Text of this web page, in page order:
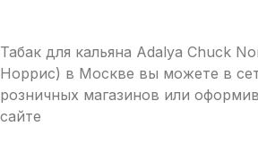
Табак для кальяна Adalya Chuck
Норрис) в Москве вы можете в
розничных магазинов или
сайте